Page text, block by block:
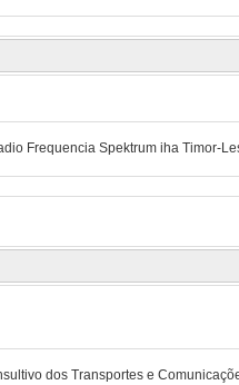
Frequencia Spektrum iha Timor-
dos Transportes e